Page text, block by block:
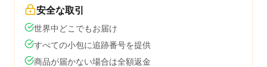
安全な取引
世界中どこでもお届け
すべての小包に追跡番号を提供
商品が届かない場合は全額返金